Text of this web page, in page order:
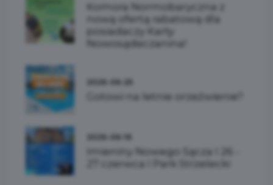
Komora Normobaryczna z
nową ofertą rabatową dla
posiadaczy Karty
Nowosądeczanina!
2026-06-25
Gotowi na letnie orzeźwienie?
2026-06-16
Imieniny Nowego Sącza I 26 -
27 czerwca I Park Strzelecki